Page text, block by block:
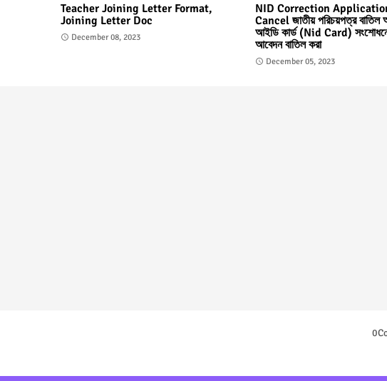
Teacher Joining Letter Format,
Joining Letter Doc
December 08, 2023
NID Correction
Cancel জাতীয় পরিচয়পত্র বাতিল
আইডি কার্ড (Nid Card)
আবেদন বাতিল করা
December 05, 2023